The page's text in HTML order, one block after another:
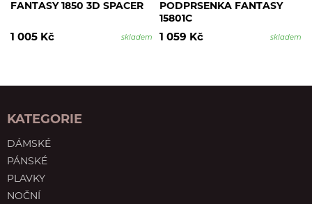
FANTASY 1850 3D SPACER
1 005 Kč skladem
PODPRSENKA FANTASY
15801C
1 059 Kč
skladem
KATEGORIE
DÁMSKÉ
PÁNSKÉ
PLAVKY
NOČNÍ